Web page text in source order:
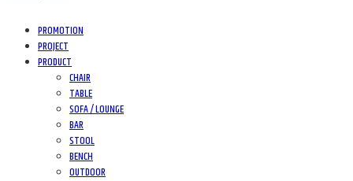
PROMOTION
PROJECT
PRODUCT
CHAIR
TABLE
SOFA / LOUNGE
BAR
STOOL
BENCH
OUTDOOR